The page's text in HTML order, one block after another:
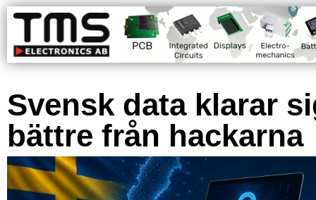
Svensk data klarar
bättre från hackarna